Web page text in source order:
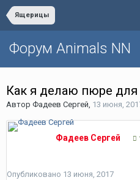
Ящерицы
Форум Animals NN
Как я делаю пюре для
Автор Фадеев Сергей, 13 июня,
Фадеев Сергей
Опубликовано 13 июня, 2017